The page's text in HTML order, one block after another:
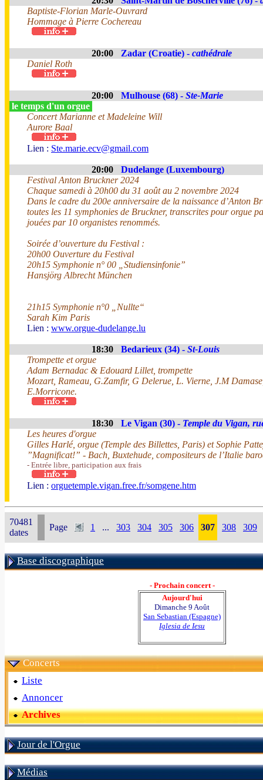
Baptiste-Florian Marle-Ouvrard
Hommage à Pierre Cochereau
20:00 Zadar (Croatie) - cathédrale
Daniel Roth
20:00 Mulhouse (68) - Ste-Marie
le temps d'un orgue
Concert Marianne et Madeleine Will
Aurore Baal
Lien : Ste.marie.ecv@gmail.com
20:00
Dudelange (Luxembourg)
Festival Anton Bruckner 2024
Chaque samedi à 20h00 du 31 août au 2 novembre 2024
Dans le cadre du 200e anniversaire de la naissance d’Anton
toutes les 11 symphonies de Bruckner, transcrites pour orgue
jouées par 10 organistes renommés.
Soirée d’ouverture du Festival :
20h00 Ouverture du Festival
20h15 Symphonie n° 00 „Studiensinfonie”
Hansjörg Albrecht München
21h15 Symphonie n°0 „Nullte“
Sarah Kim Paris
Lien : www.orgue-dudelange.lu
18:30 Bedarieux (34) - St-Louis
Trompette et orgue
Adam Bernadac & Edouard Lillet, trompette
Mozart, Rameau, G.Zamfir, G Delerue, L. Vierne, J.M
E.Morricone.
18:30 Le Vigan (30) - Temple du Vigan,
Les heures d'orgue
Gilles Harlé, orgue (Temple des Billettes, Paris) et Sophie
”Magnificat!” - Bach, Buxtehude, compositeurs de l’Italie
- Entrée libre, participation aux frais
Lien : orguetemple.vigan.free.fr/somgene.htm
70481
dates
Page 1 ... 303 304 305 306 307 308 309
Base discographique
- Prochain concert -
Aujourd'hui
Dimanche 9 Août
San Sebastian (Espagne)
Iglesia de Iesu
Concerts
Liste
Annoncer
Archives
Jour de l'Orgue
Médias